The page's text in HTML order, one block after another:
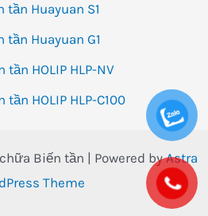
Huayuan S1
Huayuan G1
HOLIP HLP-NV
HOLIP HLP-C100
Biến tần | Powered byAstra
Theme